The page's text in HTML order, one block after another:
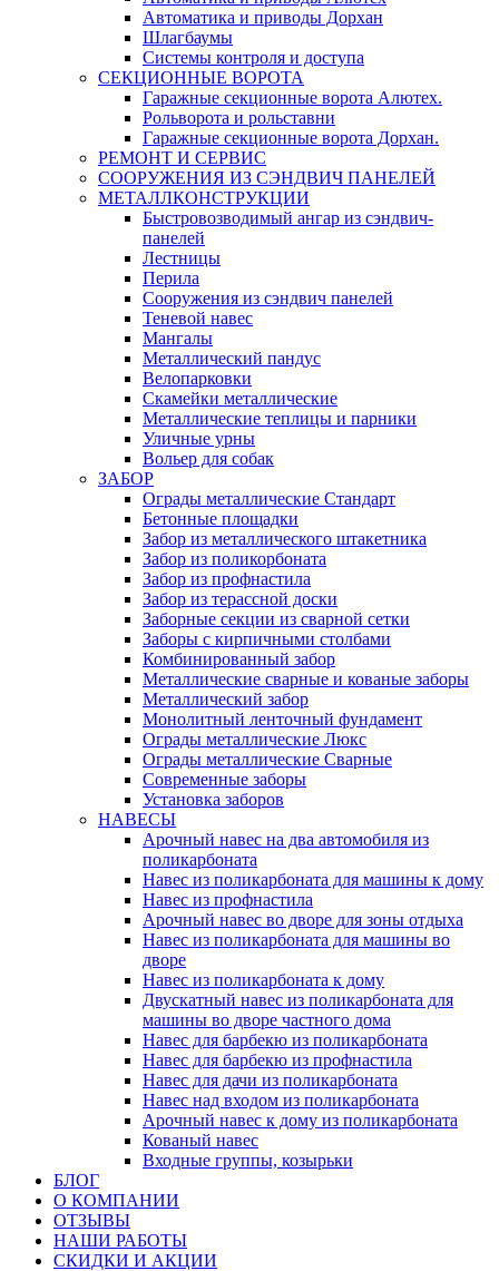
Автоматика и приводы Дорхан
Шлагбаумы
Системы контроля и доступа
СЕКЦИОННЫЕ ВОРОТА
Гаражные секционные ворота Алютех.
Рольворота и рольставни
Гаражные секционные ворота Дорхан.
РЕМОНТ И СЕРВИС
СООРУЖЕНИЯ ИЗ СЭНДВИЧ ПАНЕЛЕЙ
МЕТАЛЛКОНСТРУКЦИИ
Быстровозводимый ангар из сэндвич-
панелей
Лестницы
Перила
Сооружения из сэндвич панелей
Теневой навес
Мангалы
Металлический пандус
Велопарковки
Скамейки металлические
Металлические теплицы и парники
Уличные урны
Вольер для собак
ЗАБОР
Ограды металлические Стандарт
Бетонные площадки
Забор из металлического штакетника
Забор из поликорбоната
Забор из профнастила
Забор из терассной доски
Заборные секции из сварной сетки
Заборы с кирпичными столбами
Комбинированный забор
Металлические сварные и кованые заборы
Металлический забор
Монолитный ленточный фундамент
Ограды металлические Люкс
Ограды металлические Сварные
Современные заборы
Установка заборов
НАВЕСЫ
Арочный навес на два автомобиля из
поликарбоната
Навес из поликарбоната для машины к дому
Навес из профнастила
Арочный навес во дворе для зоны отдыха
Навес из поликарбоната для машины во
дворе
Навес из поликарбоната к дому
Двускатный навес из поликарбоната для
машины во дворе частного дома
Навес для барбекю из поликарбоната
Навес для барбекю из профнастила
Навес для дачи из поликарбоната
Навес над входом из поликарбоната
Арочный навес к дому из поликарбоната
Кованый навес
Входные группы, козырьки
БЛОГ
О КОМПАНИИ
ОТЗЫВЫ
НАШИ РАБОТЫ
СКИДКИ И АКЦИИ